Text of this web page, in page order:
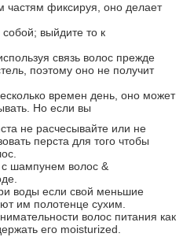
частям фиксируя, оно делает
выйдите то к
связь волос прежде
поэтому оно не получит
времен день, оно может
Но если вы
не расчесывайте или не
перста для того чтобы
шампунем волос &
воды если свой меньшие
им полотенце сухим.
волос питания как
его moisturized.